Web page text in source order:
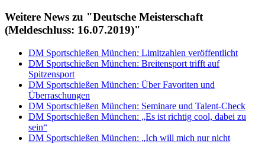
Weitere News zu "Deutsche Meisterschaft
(Meldeschluss: 16.07.2019)"
DM Sportschießen München: Limitzahlen veröffentlicht
DM Sportschießen München: Breitensport trifft auf
Spitzensport
DM Sportschießen München: Über Favoriten und
Überraschungen
DM Sportschießen München: Seminare und Talent-Check
DM Sportschießen München: „Es ist richtig cool, dabei zu
sein“
DM Sportschießen München: „Ich will mich nur nicht